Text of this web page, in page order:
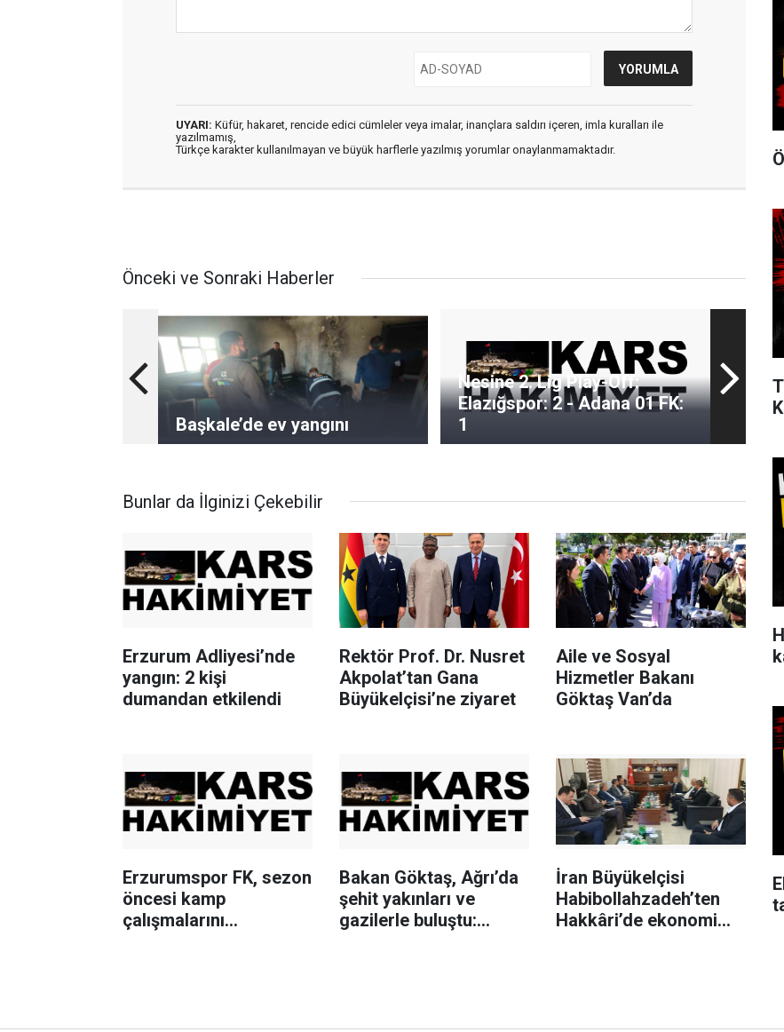
UYARI: Küfür, hakaret, rencide edici cümleler veya imalar, inançlara saldırı içeren, imla kuralları ile
yazılmamış,
Türkçe karakter kullanılmayan ve büyük harflerle yazılmış yorumlar onaylanmamaktadır.
Önceki ve Sonraki Haberler
Başkale’de ev yangını
Nesine 2. Lig Play-Off:
Elazığspor: 2 - Adana 01 FK:
1
Bunlar da İlginizi Çekebilir
Erzurum Adliyesi’nde
yangın: 2 kişi
dumandan etkilendi
Rektör Prof. Dr. Nusret
Akpolat’tan Gana
Büyükelçisi’ne ziyaret
Aile ve Sosyal
Hizmetler Bakanı
Göktaş Van’da
Erzurumspor FK, sezon
öncesi kamp
çalışmalarını
Bakan Göktaş, Ağrı’da
şehit yakınları ve
gazilerle buluştu:
İran Büyükelçisi
Habibollahzadeh’ten
Hakkâri’de ekonomi